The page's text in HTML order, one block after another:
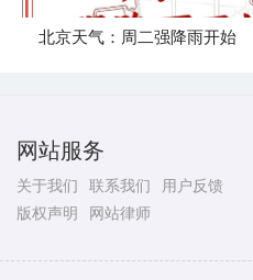
北京天气：周二强降雨开始
网站服务
关于我们 联系我们
用户反馈
版权声明
网站律师